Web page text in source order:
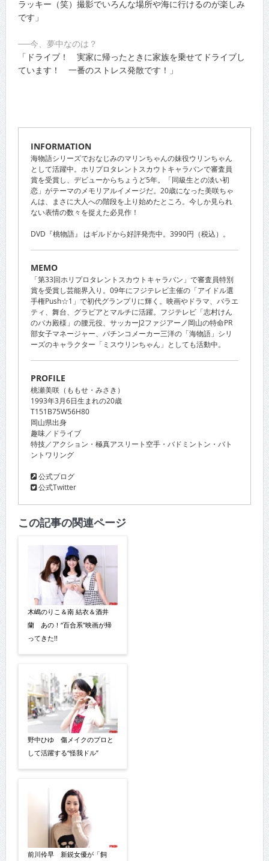
ラッキー（笑）撮影でいろんな場所や海に行けるのが楽しみ
です」
──今、夢中なのは？
「ドライブ！ 実家に帰ったときに家族を乗せてドライブし
ています！ 一番のストレス発散です！」
INFORMATION
海物語シリーズでおなじみのマリンちゃんの妹役ウリンちゃん
として活躍中。ホリプロタレントスカウトキャラバンで審査員
賞を受賞し、デビューからちょうど5年。「同級生との淡い初
恋」がテーマのメモリアルイメージだ。20歳になった美咲ちゃ
んは、まさに大人への階段を上り始めたところ。今しか見られ
ない表情の数々を捉えた必見作！
DVD『桃物語』 はギルドから好評発売中。3990円（税込）。
MEMO
「第33回ホリプロタレントスカウトキャラバン」で審査員特別
賞を受賞し芸能界入り。09年にフジテレビ主催の「アイドル選
手権Push☆1」で初代グランプリに輝く。映画やドラマ、バラエ
ティ、舞台、グラビアとマルチに活躍。フジテレビ「志村けん
のバカ殿様」の腰元役、サッカーJ2ファジアーノ岡山の特命PR
部女子マネージャー、パチンコメーカー三洋の「海物語」シリ
ーズのキャラクター「ミスウリンちゃん」としても活動中。
PROFILE
桃瀬美咲（ももせ・みさき）
1993年3月6日生まれの20歳
T151B75W56H80
岡山県出身
趣味／ドライブ
特技／アクション・極真アスリート空手・バドミントン・バト
ントワリング
公式ブログ
公式Twitter
この記事の関連ページ
木嶋のりこ＆南 結衣＆酒井
蘭 あの！“百合系”映画が帰
ってきた!!
野中ひゆ 傷メイクのプロと
して活躍する“怪我ドル”
前川伶早 新鋭女優が「飼